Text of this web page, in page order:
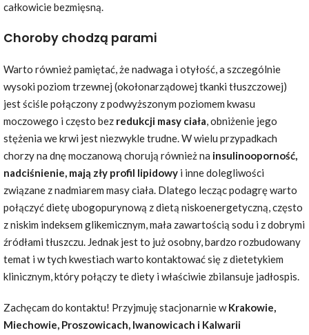
całkowicie bezmięsną.
Choroby chodzą parami
Warto również pamiętać, że nadwaga i otyłość, a szczególnie
wysoki poziom trzewnej (okołonarządowej tkanki tłuszczowej)
jest ściśle połączony z podwyższonym poziomem kwasu
moczowego i często bez redukcji masy ciała, obniżenie jego
stężenia we krwi jest niezwykle trudne. W wielu przypadkach
chorzy na dnę moczanową chorują również na insulinooporność,
nadciśnienie, mają zły profil lipidowy i inne dolegliwości
związane z nadmiarem masy ciała. Dlatego lecząc podagrę warto
połączyć dietę ubogopurynową z dietą niskoenergetyczną, często
z niskim indeksem glikemicznym, mała zawartością sodu i z dobrymi
źródłami tłuszczu. Jednak jest to już osobny, bardzo rozbudowany
temat i w tych kwestiach warto kontaktować się z dietetykiem
klinicznym, który połączy te diety i właściwie zbilansuje jadłospis.
Zachęcam do kontaktu! Przyjmuję stacjonarnie wKrakowie,
Miechowie, Proszowicach, Iwanowicach i Kalwarii